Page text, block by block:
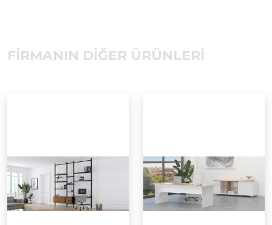
FİRMANIN DİĞER ÜRÜNLERİ